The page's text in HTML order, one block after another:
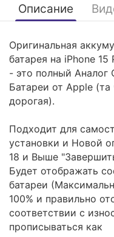
Описание
Оригинальная
батарея на iPhone 15
- это полный Аналог
Батареи от Apple (та
дорогая).
Подходит для
установки и Новой
18 и Выше
Будет отображать
батареи
100% и правильно
соответствии с
прописываться как